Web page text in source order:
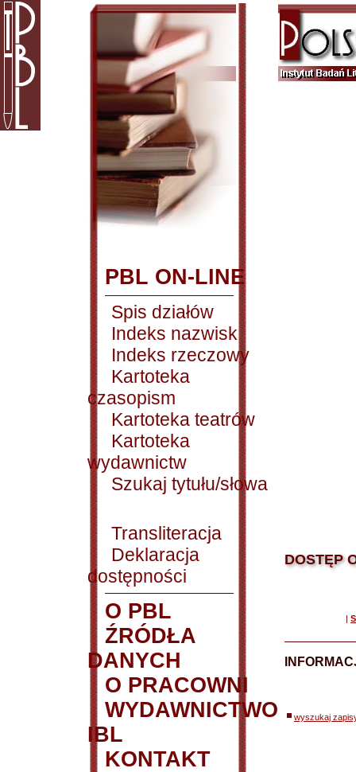
PBL ON-LINE
Spis działów
Indeks nazwisk
Indeks rzeczowy
Kartoteka
czasopism
Kartoteka teatrów
Kartoteka
wydawnictw
Szukaj tytułu/słowa
Transliteracja
Deklaracja
dostępności
O PBL
ŹRÓDŁA
DANYCH
O PRACOWNI
WYDAWNICTWO
IBL
KONTAKT
DOSTĘP
|
wyszukaj